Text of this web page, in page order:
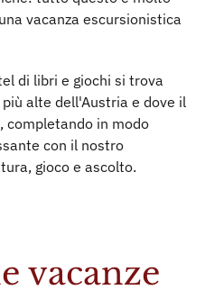
vacanza escursionistica
di libri e giochi si trova
alte dell'Austria e dove il
completando in modo
con il nostro
gioco e ascolto.
vacanze